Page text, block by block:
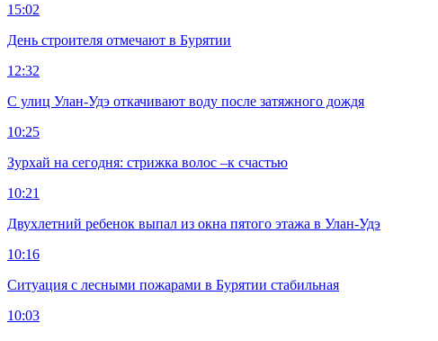
15:02
День строителя отмечают в Бурятии
12:32
С улиц Улан-Удэ откачивают воду после затяжного дождя
10:25
Зурхай на сегодня: стрижка волос –к счастью
10:21
Двухлетний ребенок выпал из окна пятого этажа в Улан-Удэ
10:16
Ситуация с лесными пожарами в Бурятии стабильная
10:03